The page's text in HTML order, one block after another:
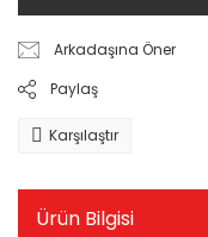
Arkadaşına Öner
Paylaş
Karşılaştır
Ürün Bilgisi